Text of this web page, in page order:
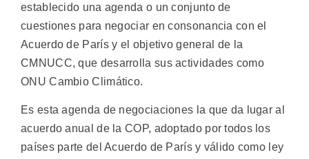
establecido una agenda o un conjunto de
cuestiones para negociar en consonancia con el
Acuerdo de París y el objetivo general de la
CMNUCC, que desarrolla sus actividades como
ONU Cambio Climático.
Es esta agenda de negociaciones la que da lugar al
acuerdo anual de la COP, adoptado por todos los
países parte del Acuerdo de París y válido como ley